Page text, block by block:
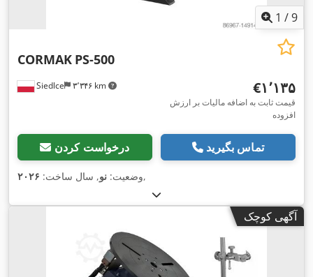
1 /9
Siedlce ۳٬۳۴۶ km
CORMAK PS-500
‎€۱٬۱۳۵
قیمت ثابت به اضافه مالیات بر ارزش
افزوده
درخواست کردن تماس بگیرید
وضعیت: نو, سال ساخت: ۲۰۲۶ ,
آگهی کوچک